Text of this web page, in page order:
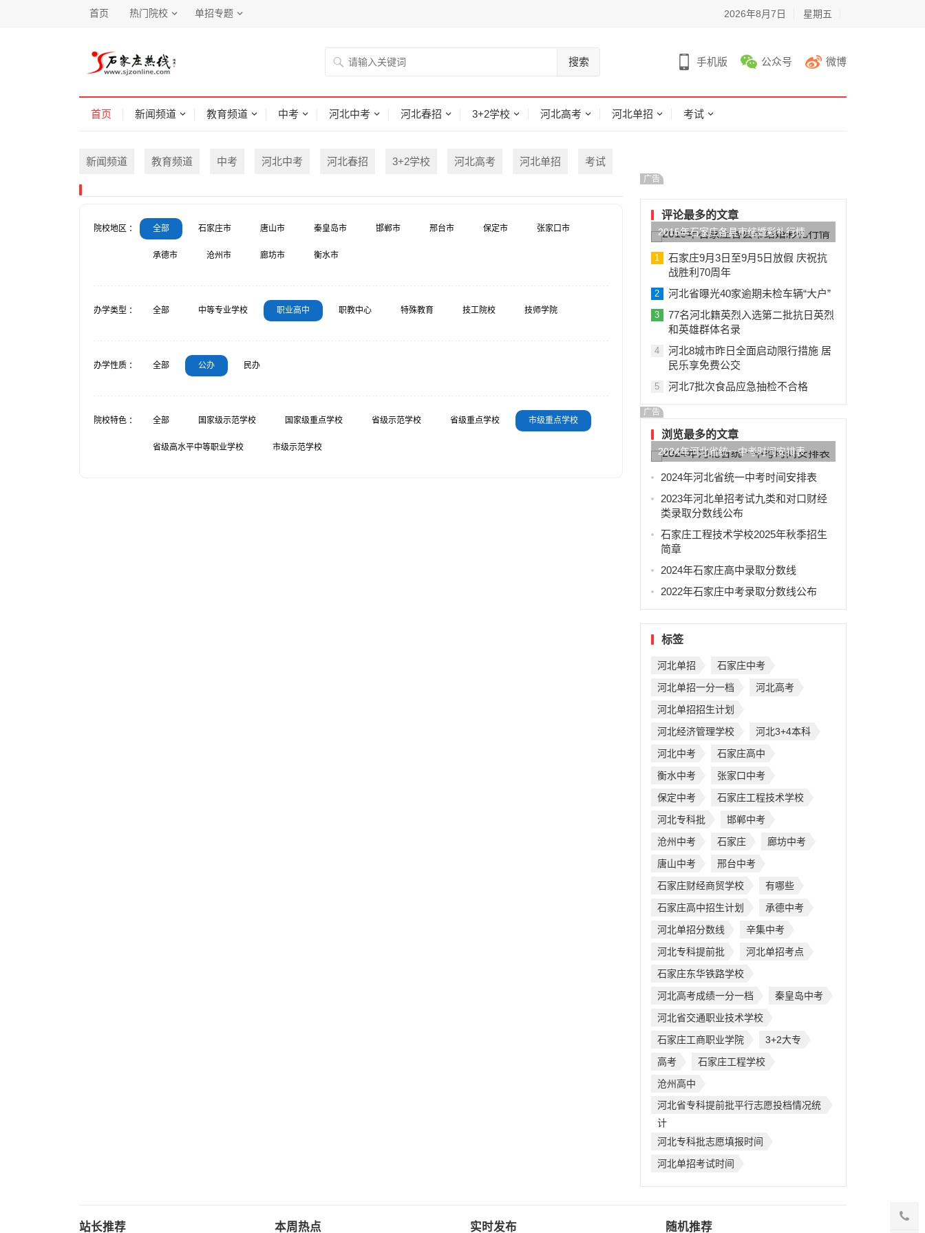
首页 热门院校 单招专题 2026年8月7日 星期五
搜索 手机版 公众号 微博
首页 新闻频道 教育频道 中考 河北中考 河北春招 3+2学校 河北高考 河北单招 考试
新闻频道 教育频道 中考 河北中考 河北春招 3+2学校 河北高考 河北单招 考试
院校地区 ： 全部 石家庄市 唐山市 秦皇岛市 邯郸市 邢台市 保定市 张家口市
承德市 沧州市 廊坊市 衡水市
办学类型 ： 全部 中等专业学校 职业高中 职教中心 特殊教育 技工院校 技师学院
办学性质 ： 全部 公办 民办
院校特色 ： 全部 国家级示范学校 国家级重点学校 省级示范学校 省级重点学校 市级重点学校
省级高水平中等职业学校 市级示范学校
广告
评论最多的文章
2015年石家庄各县市结婚彩礼行情
1
石家庄9月3日至9月5日放假 庆祝抗
战胜利70周年
2 河北省曝光40家逾期未检车辆“大户”
3
77名河北籍英烈入选第二批抗日英烈
和英雄群体名录
4
河北8城市昨日全面启动限行措施 居
民乐享免费公交
5 河北7批次食品应急抽检不合格
广告
浏览最多的文章
2024年河北省统一中考时间安排表
2024年河北省统一中考时间安排表
2023年河北单招考试九类和对口财经
类录取分数线公布
石家庄工程技术学校2025年秋季招生
简章
2024年石家庄高中录取分数线
2022年石家庄中考录取分数线公布
标签
河北单招
石家庄中考
河北单招一分一档
河北高考
河北单招招生计划
河北经济管理学校
河北3+4本科
河北中考
石家庄高中
衡水中考
张家口中考
保定中考
石家庄工程技术学校
河北专科批
邯郸中考
沧州中考
石家庄
廊坊中考
唐山中考
邢台中考
石家庄财经商贸学校
有哪些
石家庄高中招生计划
承德中考
河北单招分数线
辛集中考
河北专科提前批
河北单招考点
石家庄东华铁路学校
河北高考成绩一分一档
秦皇岛中考
河北省交通职业技术学校
石家庄工商职业学院
3+2大专
高考
石家庄工程学校
沧州高中
河北省专科提前批平行志愿投档情况统
计
河北专科批志愿填报时间
河北单招考试时间
站长推荐 本周热点 实时发布 随机推荐